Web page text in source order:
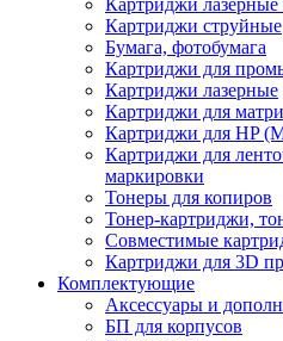
Картриджи лазерные
Картриджи струйные
Бумага, фотобумага
Картриджи для
Картриджи лазерные
Картриджи для
Картриджи для HP
Картриджи для
маркировки
Тонеры для копиров
Тонер-картриджи,
Совместимые
Картриджи для 3D
Комплектующие
Аксессуары и
БП для корпусов